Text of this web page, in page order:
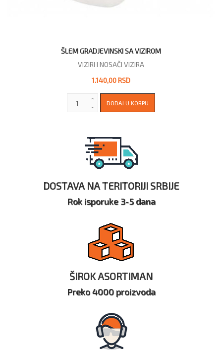
ŠLEM GRADJEVINSKI SA VIZIROM
VIZIRI I NOSAČI VIZIRA
1.140,00 RSD
DOSTAVA NA TERITORIJI SRBIJE
Rok isporuke 3-5 dana
ŠIROK ASORTIMAN
Preko 4000 proizvoda